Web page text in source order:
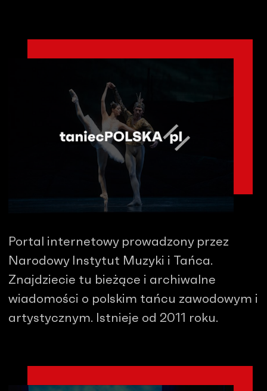
Portal internetowy prowadzony przez
Narodowy Instytut Muzyki i Tańca.
Znajdziecie tu bieżące i archiwalne
wiadomości o polskim tańcu zawodowym i
artystycznym. Istnieje od 2011 roku.